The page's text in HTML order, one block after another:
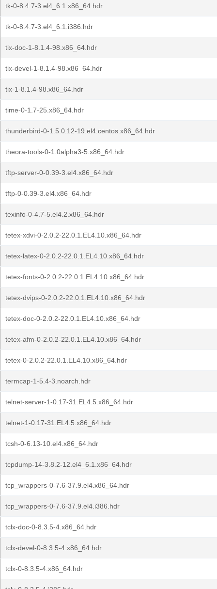
tk-0-8.4.7-3.el4_6.1.x86_64.hdr
tk-0-8.4.7-3.el4_6.1.i386.hdr
tix-doc-1-8.1.4-98.x86_64.hdr
tix-devel-1-8.1.4-98.x86_64.hdr
tix-1-8.1.4-98.x86_64.hdr
time-0-1.7-25.x86_64.hdr
thunderbird-0-1.5.0.12-19.el4.centos.x86_64.hdr
theora-tools-0-1.0alpha3-5.x86_64.hdr
tftp-server-0-0.39-3.el4.x86_64.hdr
tftp-0-0.39-3.el4.x86_64.hdr
texinfo-0-4.7-5.el4.2.x86_64.hdr
tetex-xdvi-0-2.0.2-22.0.1.EL4.10.x86_64.hdr
tetex-latex-0-2.0.2-22.0.1.EL4.10.x86_64.hdr
tetex-fonts-0-2.0.2-22.0.1.EL4.10.x86_64.hdr
tetex-dvips-0-2.0.2-22.0.1.EL4.10.x86_64.hdr
tetex-doc-0-2.0.2-22.0.1.EL4.10.x86_64.hdr
tetex-afm-0-2.0.2-22.0.1.EL4.10.x86_64.hdr
tetex-0-2.0.2-22.0.1.EL4.10.x86_64.hdr
termcap-1-5.4-3.noarch.hdr
telnet-server-1-0.17-31.EL4.5.x86_64.hdr
telnet-1-0.17-31.EL4.5.x86_64.hdr
tcsh-0-6.13-10.el4.x86_64.hdr
tcpdump-14-3.8.2-12.el4_6.1.x86_64.hdr
tcp_wrappers-0-7.6-37.9.el4.x86_64.hdr
tcp_wrappers-0-7.6-37.9.el4.i386.hdr
tclx-doc-0-8.3.5-4.x86_64.hdr
tclx-devel-0-8.3.5-4.x86_64.hdr
tclx-0-8.3.5-4.x86_64.hdr